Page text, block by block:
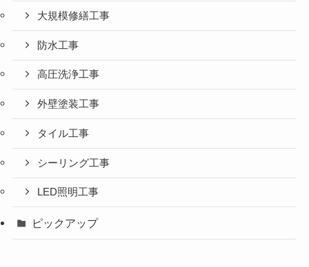
大規模修繕工事
防水工事
高圧洗浄工事
外壁塗装工事
タイル工事
シーリング工事
LED照明工事
ピックアップ